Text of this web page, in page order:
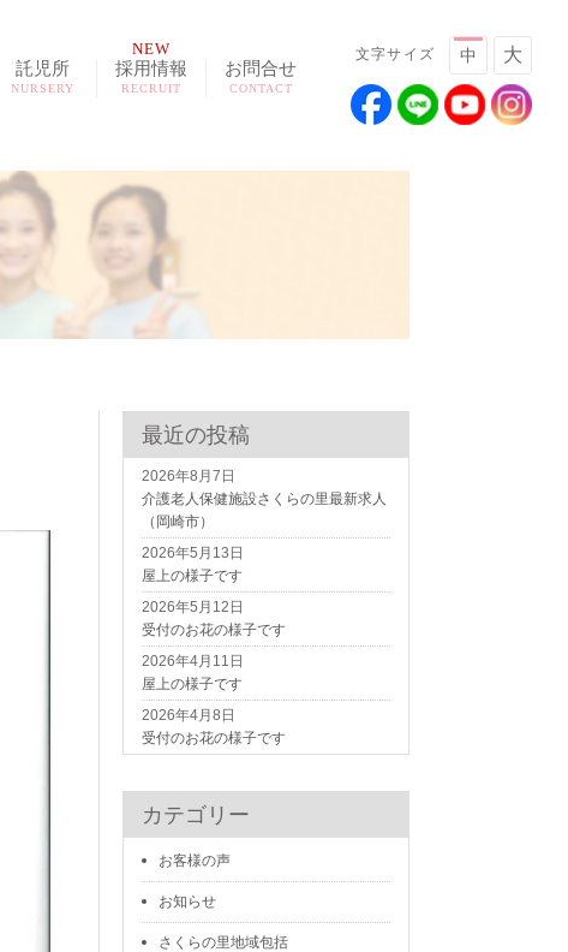
文字サイズ 中 大
託児所
NURSERY
採用情報
RECRUIT
NEW
お問合せ
CONTACT
最近の投稿
介護老人保健施設さくらの里最新求人
（岡崎市）
2026年8月7日
屋上の様子です
2026年5月13日
受付のお花の様子です
2026年5月12日
屋上の様子です
2026年4月11日
受付のお花の様子です
2026年4月8日
カテゴリー
お客様の声
お知らせ
さくらの里地域包括